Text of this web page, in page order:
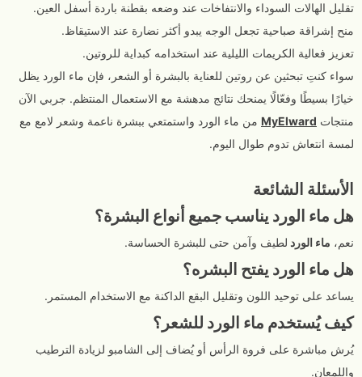
تقليل الهالات السوداء والانتفاخات عند وضعه بقطنة باردة أسفل العين.
منح إشراقة صباحية تجعل الوجه يبدو أكثر نضارة عند الاستيقاظ.
تعزيز فعالية الكريمات الليلية عند استخدامه كبداية للروتين.
سواء كنتِ تبحثين عن روتين للعناية بالبشرة أو الشعر، فإن ماء الورد يظل
خيارًا بسيطًا وفعّالًا يمنحك نتائج مدهشة مع الاستعمال المنتظم. جربي الآن
منتجات MyElward من ماء الورد واستمتعي ببشرة ناعمة وشعر لامع مع
لمسة انتعاش تدوم طوال اليوم.
الأسئلة الشائعة
هل ماء الورد يناسب جميع أنواع البشرة؟
نعم، ماء الورد لطيف وآمن حتى للبشرة الحساسة.
هل ماء الورد يفتح البشره؟
يساعد على توحيد اللون وتقليل البقع الداكنة مع الاستخدام المستمر.
كيف يُستخدم ماء الورد للشعر؟
يُرش مباشرة على فروة الرأس أو يُضاف إلى الشامبو لزيادة الترطيب
واللمعان.